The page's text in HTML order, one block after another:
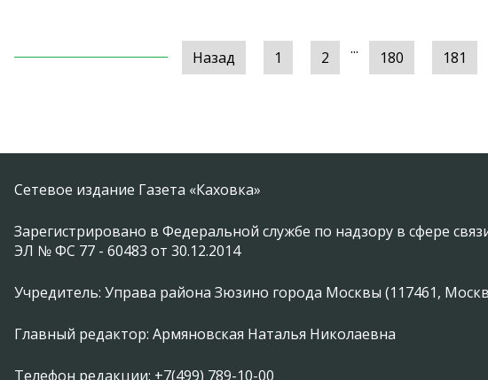
Назад 1 2 ... 180 181
Сетевое издание Газета «Каховка»
Зарегистрировано в Федеральной службе по надзору в сфере
ЭЛ № ФС 77 - 60483 от 30.12.2014
Учредитель: Управа района Зюзино города Москвы (117461,
Главный редактор: Армяновская Наталья Николаевна
Телефон редакции: +7(499) 789-10-00